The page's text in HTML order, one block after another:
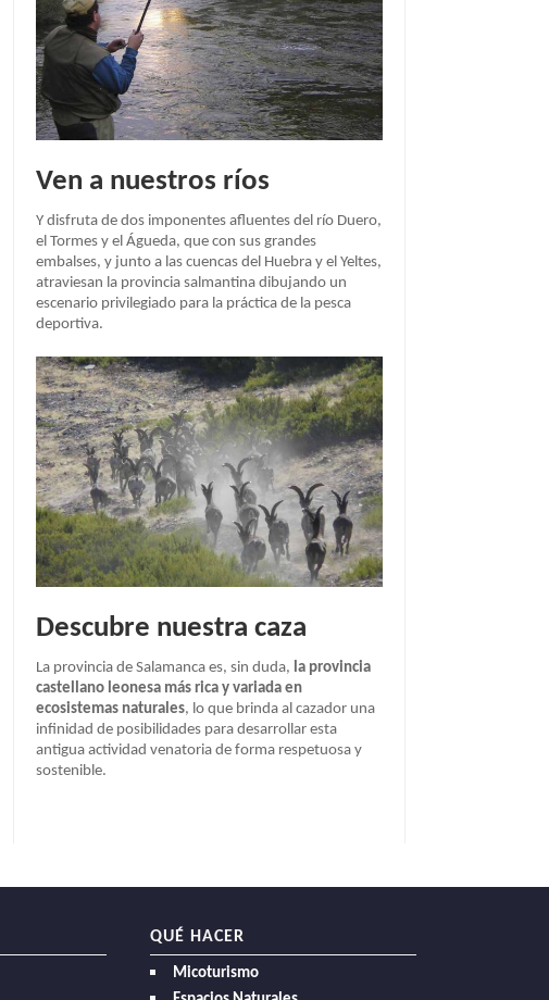
Ven a nuestros ríos
Y disfruta de dos imponentes afluentes del río Duero,
el Tormes y el Águeda, que con sus grandes
embalses, y junto a las cuencas del Huebra y el Yeltes,
atraviesan la provincia salmantina dibujando un
escenario privilegiado para la práctica de la pesca
deportiva.
Descubre nuestra caza
La provincia de Salamanca es, sin duda, la provincia
castellano leonesa más rica y variada en
ecosistemas naturales, lo que brinda al cazador una
infinidad de posibilidades para desarrollar esta
antigua actividad venatoria de forma respetuosa y
sostenible.
QUÉ HACER
Micoturismo